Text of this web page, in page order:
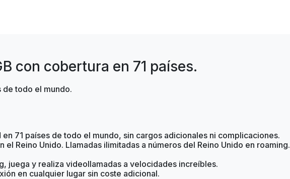
con cobertura en 71 países.
de todo el mundo.
71 países de todo el mundo, sin cargos adicionales ni complicaciones.
Reino Unido. Llamadas ilimitadas a números del Reino Unido en roaming.
juega y realiza videollamadas a velocidades increíbles.
en cualquier lugar sin coste adicional.